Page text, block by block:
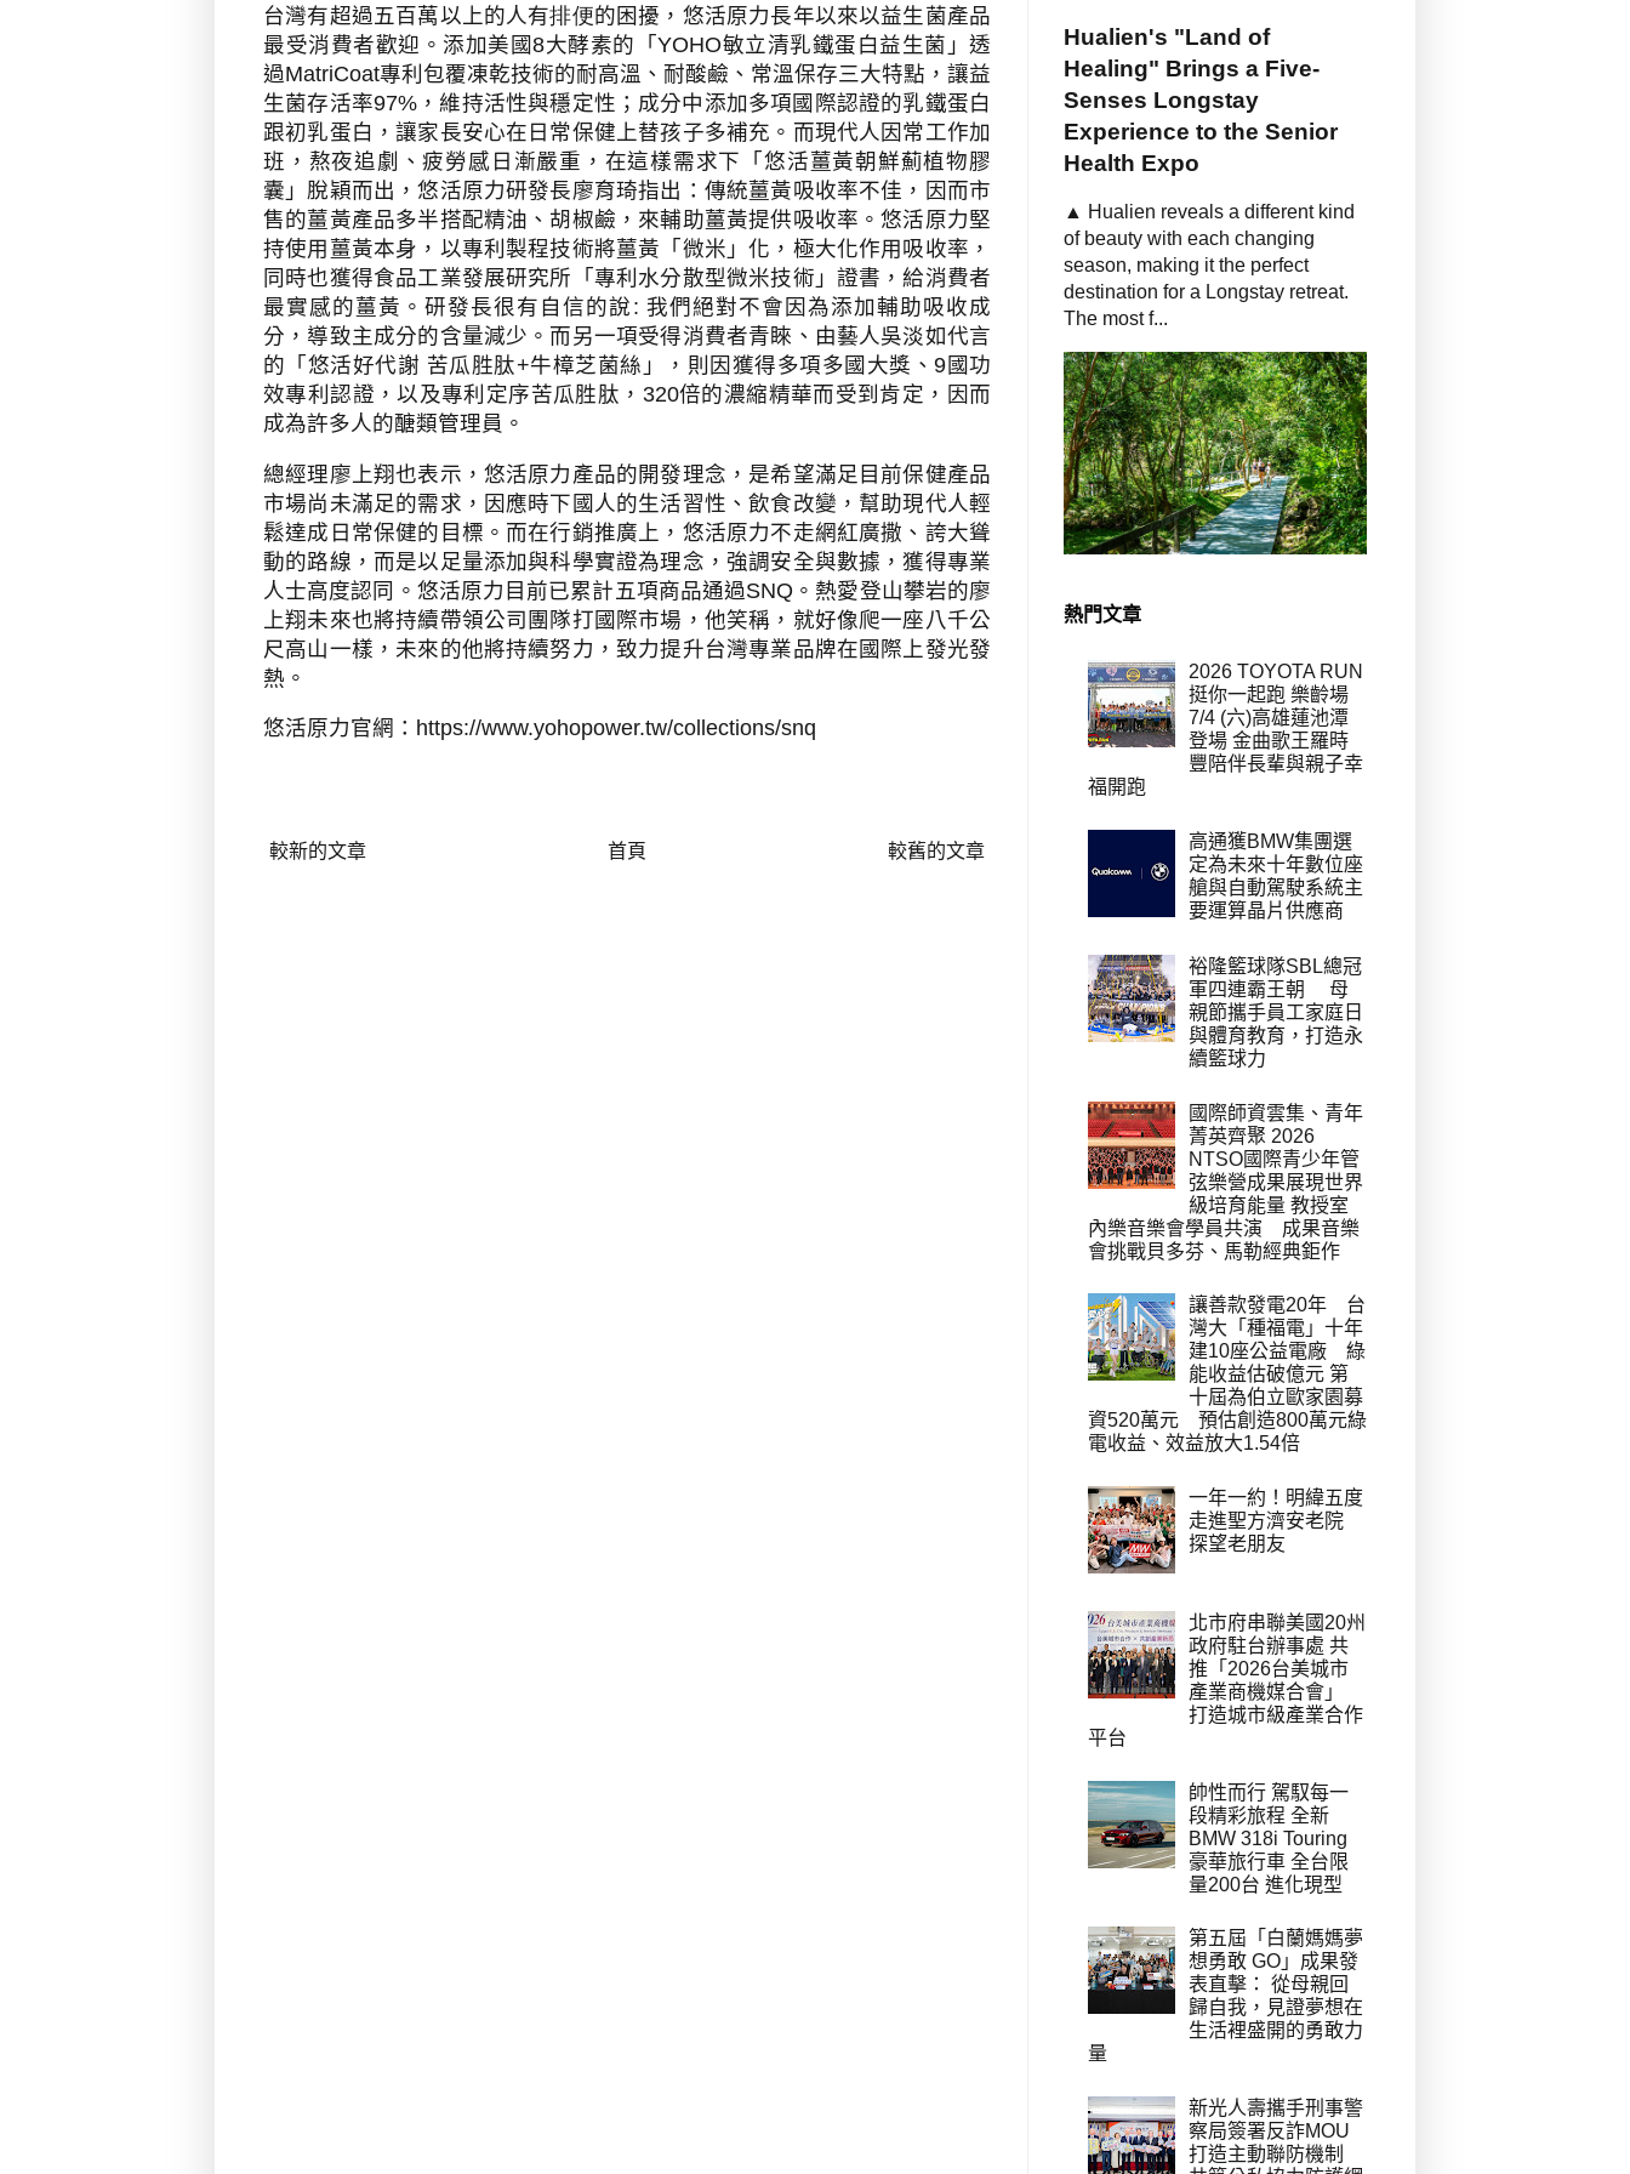
台灣有超過五百萬以上的人有排便的困擾，悠活原力長年以來以益生菌產品
最受消費者歡迎。添加美國8大酵素的「YOHO敏立清乳鐵蛋白益生菌」透
過MatriCoat專利包覆凍乾技術的耐高溫、耐酸鹼、常溫保存三大特點，讓益
生菌存活率97%，維持活性與穩定性；成分中添加多項國際認證的乳鐵蛋白
跟初乳蛋白，讓家長安心在日常保健上替孩子多補充。而現代人因常工作加
班，熬夜追劇、疲勞感日漸嚴重，在這樣需求下「悠活薑黃朝鮮薊植物膠
囊」脫穎而出，悠活原力研發長廖育琦指出：傳統薑黃吸收率不佳，因而市
售的薑黃產品多半搭配精油、胡椒鹼，來輔助薑黃提供吸收率。悠活原力堅
持使用薑黃本身，以專利製程技術將薑黃「微米」化，極大化作用吸收率，
同時也獲得食品工業發展研究所「專利水分散型微米技術」證書，給消費者
最實感的薑黃。研發長很有自信的說 : 我們絕對不會因為添加輔助吸收成
分，導致主成分的含量減少。而另一項受得消費者青睞、由藝人吳淡如代言
的「悠活好代謝 苦瓜胜肽+牛樟芝菌絲」，則因獲得多項多國大獎、9國功
效專利認證，以及專利定序苦瓜胜肽， 320倍的濃縮精華而受到肯定，因而
成為許多人的醣類管理員。
總經理廖上翔也表示，悠活原力產品的開發理念，是希望滿足目前保健產品
市場尚未滿足的需求，因應時下國人的生活習性、飲食改變，幫助現代人輕
鬆達成日常保健的目標。而在行銷推廣上，悠活原力不走網紅廣撒、誇大聳
動的路線，而是以足量添加與科學實證為理念，強調安全與數據，獲得專業
人士高度認同。悠活原力目前已累計五項商品通過SNQ 。熱愛登山攀岩的廖
上翔未來也將持續帶領公司團隊打國際市場，他笑稱，就好像爬一座八千公
尺高山一樣，未來的他將持續努力，致力提升台灣專業品牌在國際上發光發
熱。
悠活原力官網： https://www.yohopower.tw/collections/snq
較新的文章 較舊的文章
首頁
Hualien's "Land of
Healing" Brings a Five-
Senses Longstay
Experience to the Senior
Health Expo
▲ Hualien reveals a different kind
of beauty with each changing
season, making it the perfect
destination for a Longstay retreat.
The most f...
熱門文章
2026 TOYOTA RUN
挺你一起跑 樂齡場
7/4 (六)高雄蓮池潭
登場 金曲歌王羅時
豐陪伴長輩與親子幸
福開跑
高通獲BMW集團選
定為未來十年數位座
艙與自動駕駛系統主
要運算晶片供應商
裕隆籃球隊SBL總冠
軍四連霸王朝 母
親節攜手員工家庭日
與體育教育，打造永
續籃球力
國際師資雲集、青年
菁英齊聚 2026
NTSO國際青少年管
弦樂營成果展現世界
級培育能量 教授室
內樂音樂會學員共演 成果音樂
會挑戰貝多芬、馬勒經典鉅作
讓善款發電20年 台
灣大「種福電」十年
建10座公益電廠 綠
能收益估破億元 第
十屆為伯立歐家園募
資520萬元 預估創造800萬元綠
電收益、效益放大1.54倍
一年一約！明緯五度
走進聖方濟安老院
探望老朋友
北市府串聯美國20州
政府駐台辦事處 共
推「2026台美城市
產業商機媒合會」
打造城市級產業合作
平台
帥性而行 駕馭每一
段精彩旅程 全新
BMW 318i Touring
豪華旅行車 全台限
量200台 進化現型
第五屆「白蘭媽媽夢
想勇敢 GO」成果發
表直擊： 從母親回
歸自我，見證夢想在
生活裡盛開的勇敢力
量
新光人壽攜手刑事警
察局簽署反詐MOU
打造主動聯防機制